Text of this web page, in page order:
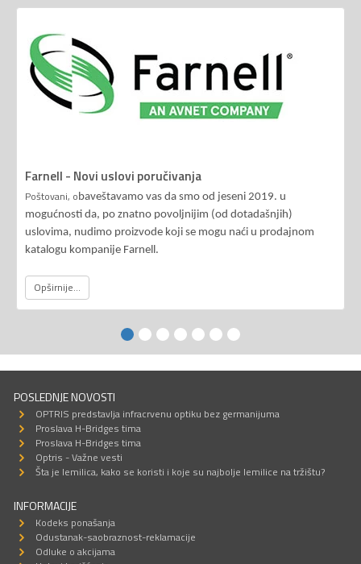
Farnell - Novi uslovi poručivanja
Poštovani, o baveštavamo vas da smo od jeseni 2019. u
mogućnosti da, po znatno povoljnijim (od dotadašnjih)
uslovima, nudimo proizvode koji se mogu naći u prodajnom
katalogu kompanije Farnell.
Opširnije...
POSLEDNJE NOVOSTI
OPTRIS predstavlja infracrvenu optiku bez germanijuma
Proslava H-Bridges tima
Proslava H-Bridges tima
Optris - Važne vesti
Šta je lemilica, kako se koristi i koje su najbolje lemilice na tržištu?
INFORMACIJE
Kodeks ponašanja
Odustanak-saobraznost-reklamacije
Odluke o akcijama